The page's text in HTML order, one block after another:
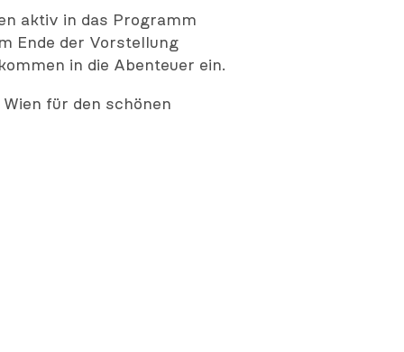
aktiv in das Programm
Ende der Vorstellung
in die Abenteuer ein.
für den schönen